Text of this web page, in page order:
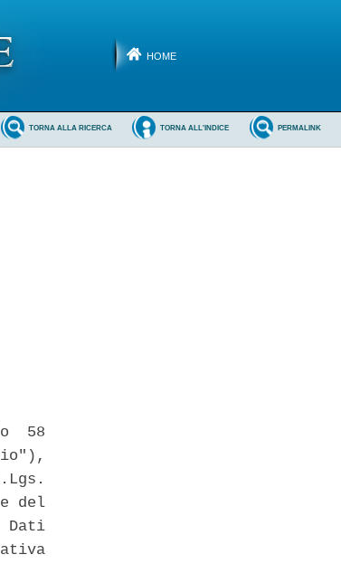
HOME
PERMALINK
TORNA ALL'INDICE
TORNA ALLA RICERCA
58
del
Dati